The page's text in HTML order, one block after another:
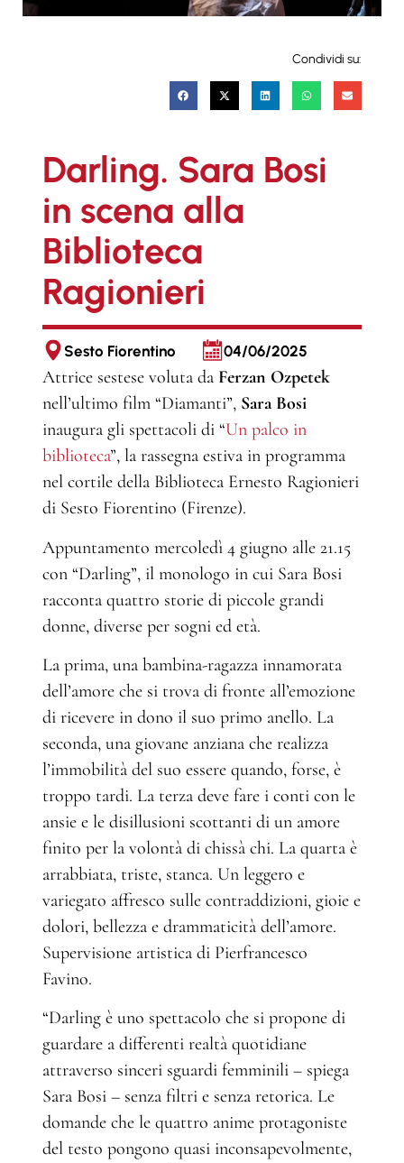
Condividi su:
Darling. Sara Bosi
in scena alla
Biblioteca
Ragionieri
Sesto Fiorentino 04/06/2025
Attrice sestese voluta da Ferzan Ozpetek
nell’ultimo film “Diamanti”, Sara Bosi
inaugura gli spettacoli di “Un palco in
biblioteca”, la rassegna estiva in programma
nel cortile della Biblioteca Ernesto Ragionieri
di Sesto Fiorentino (Firenze).
Appuntamento mercoledì 4 giugno alle 21.15
con “Darling”, il monologo in cui Sara Bosi
racconta quattro storie di piccole grandi
donne, diverse per sogni ed età.
La prima, una bambina-ragazza innamorata
dell’amore che si trova di fronte all’emozione
di ricevere in dono il suo primo anello. La
seconda, una giovane anziana che realizza
l’immobilità del suo essere quando, forse, è
troppo tardi. La terza deve fare i conti con le
ansie e le disillusioni scottanti di un amore
finito per la volontà di chissà chi. La quarta è
arrabbiata, triste, stanca. Un leggero e
variegato affresco sulle contraddizioni, gioie e
dolori, bellezza e drammaticità dell’amore.
Supervisione artistica di Pierfrancesco
Favino.
“Darling è uno spettacolo che si propone di
guardare a differenti realtà quotidiane
attraverso sinceri sguardi femminili – spiega
Sara Bosi – senza filtri e senza retorica. Le
domande che le quattro anime protagoniste
del testo pongono quasi inconsapevolmente,